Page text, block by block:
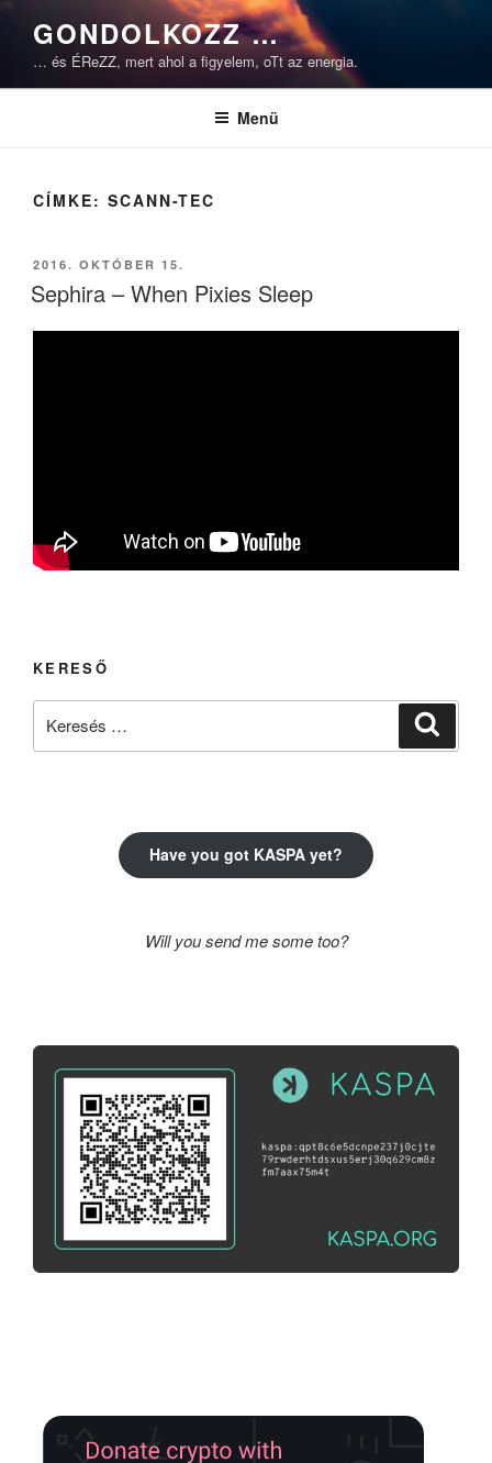
Tartalomhoz
GONDOLKOZZ …
… és ÉReZZ, mert ahol a figyelem, oTt az energia.
Menü
CÍMKE: SCANN-TEC
BEKÜLDVE:
2016. OKTÓBER 15.
Sephira – When Pixies Sleep
KERESŐ
Have you got KASPA yet?
Will you send me some too?